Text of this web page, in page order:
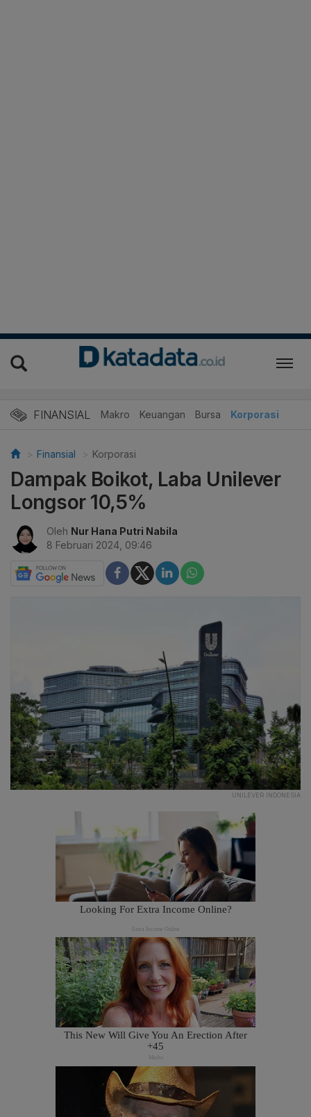
FINANSIAL Makro Keuangan Bursa Korporasi
Finansial Korporasi
Dampak Boikot, Laba Unilever
Longsor 10,5%
Oleh Nur Hana Putri Nabila
8 Februari 2024, 09:46
UNILEVER INDONESIA